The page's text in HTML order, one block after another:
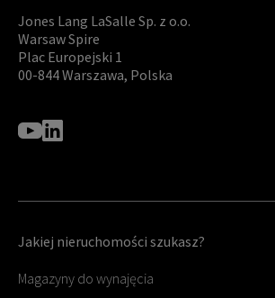
Jones Lang LaSalle Sp. z o.o.
Warsaw Spire
Plac Europejski 1
00-844 Warszawa, Polska
Jakiej nieruchomości szukasz?
Magazyny do wynajęcia